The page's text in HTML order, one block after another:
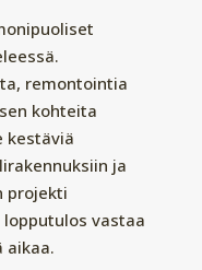
remontointia
kohteita
kestäviä
ja
projekti
vastaa
aikaa.